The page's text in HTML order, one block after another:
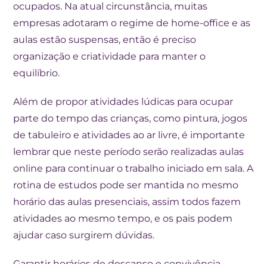
ocupados. Na atual circunstância, muitas
empresas adotaram o regime de home-office e as
aulas estão suspensas, então é preciso
organização e criatividade para manter o
equilíbrio.
Além de propor atividades lúdicas para ocupar
parte do tempo das crianças, como pintura, jogos
de tabuleiro e atividades ao ar livre, é importante
lembrar que neste período serão realizadas aulas
online para continuar o trabalho iniciado em sala. A
rotina de estudos pode ser mantida no mesmo
horário das aulas presenciais, assim todos fazem
atividades ao mesmo tempo, e os pais podem
ajudar caso surgirem dúvidas.